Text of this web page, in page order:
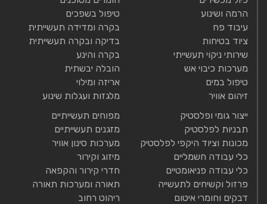
הרמה ושינוע
עיבוד פח
ציוד בטיחות
שירותי ניקוי תעשייתי
מערכות כיבוי אש
טיפול במים
זיהום אוויר
טיפול בשפכים
בקרה ומדידה תעשייתית
בדיקה ובקרה תעשייתית
בקרה והינע
הובלה יבשתית
אריזה ומילוי
מלגזות ועגלות שינוע
ייצור גומי ופלסטיק
תבניות לפלסטיק
מכונות וציוד היקפי לפלסטיק
כלי עבודה חשמליים
כלי עבודה פניאומטיים
פרזול וקשיחים לתעשייה
דבקים וחומרי איטום
מפוחים תעשייתיים
מזגנים תעשייתיים
מערכות סינון אוויר
מיזוג וקירור
חדרי קירור והקפאה
תאורה ומערכות תאורה
ריהוט רחוב